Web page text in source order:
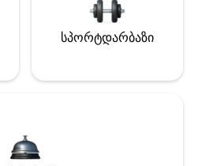
სპორტდარბაზი